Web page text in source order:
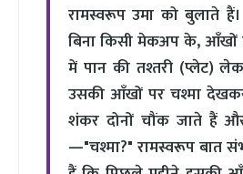
रामस्वरूप उमा को बुलाते
बिना किसी मेकअप के, आँखों
में पान की तश्तरी (प्लेट)
उसकी आँखों पर चश्मा
शंकर दोनों चौंक जाते हैं
—"चश्मा?" रामस्वरूप बात